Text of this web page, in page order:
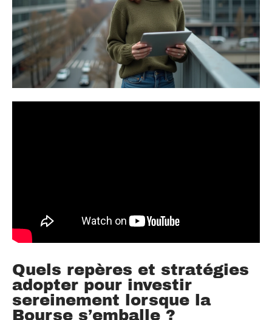
Quels repères et stratégies
adopter pour investir
sereinement lorsque la
Bourse s’emballe ?